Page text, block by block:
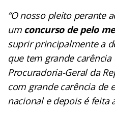
“O nosso pleito perante
um concurso de pelo
suprir principalmente a
que tem grande
Procuradoria-Geral da
com grande carência de
nacional e depois é feita